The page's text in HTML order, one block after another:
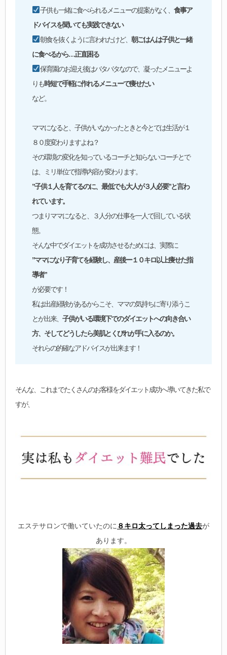
子供も一緒に食べられるメニューの提案がなく、食事ア
ドバイスを聞いても実践できない
朝食を抜くように言われたけど、朝ごはんは子供と一緒
に食べるから…正直困る
保育園のお迎え後はバタバタなので、凝ったメニューよ
りも時短で手軽に作れるメニューで痩せたい
など。
ママになると、子供がいなかったときと今とでは生活が１
８０度変わりますよね？
その環境の変化を知っているコーチと知らないコーチとで
は、ミリ単位で指導内容が変わります。
”子供１人を育てるのに、最低でも大人が３人必要”と言わ
れています。
つまりママになると、３人分の仕事を一人で回している状
態。
そんな中でダイエットを成功させるためには、実際に
”ママになり子育てを経験し、産後ー１０キロ以上痩せた指
導者”
が必要です！
私は出産経験があるからこそ、ママの気持ちに寄り添うこ
とが出来、子供がいる環境下でのダイエットへの向き合い
方、そしてどうしたら美肌とくびれが手に入るのか。
それらの的確なアドバイスが出来ます！
そんな、これまでたくさんのお客様をダイエット成功へ導いてきた私で
すが、
エステサロンで働いていたのに ８キロ太ってしまった過去が
あります。